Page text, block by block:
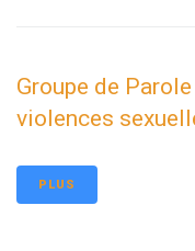
Groupe de
violences
PLUS